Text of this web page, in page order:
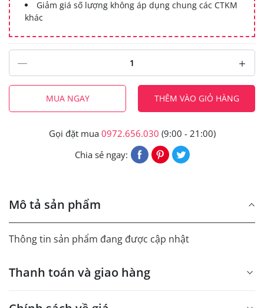
Giảm giá số lượng không áp dụng chung các CTKM
khác
MUA NGAY THÊM VÀO GIỎ HÀNG
Gọi đặt mua 0972.656.030 (9:00 - 21:00)
Chia sẻ ngay:
Mô tả sản phẩm
Thông tin sản phẩm đang được cập nhật
Thanh toán và giao hàng